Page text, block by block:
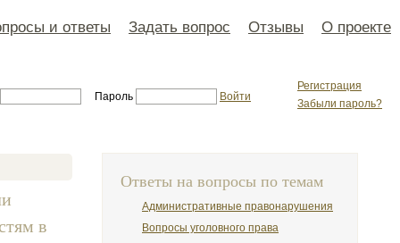
и ответы Задать вопрос Отзывы О проекте
Регистрация
Забыли пароль?
Пароль Войти
в
Ответы на вопросы по темам
Административные правонарушения
Вопросы уголовного права